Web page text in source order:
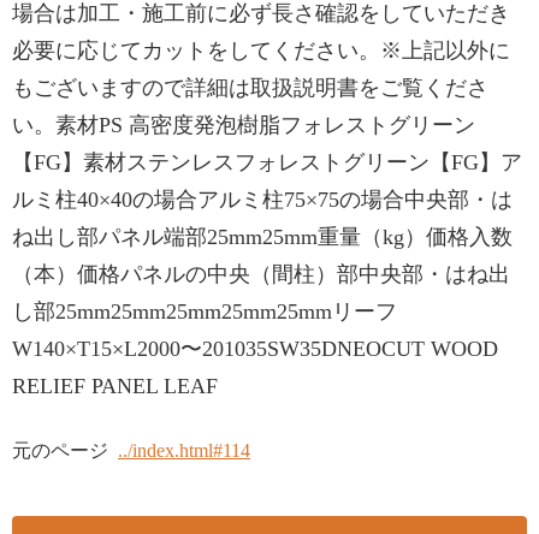
場合は加工・施工前に必ず長さ確認をしていただき
必要に応じてカットをしてください。※上記以外に
もございますので詳細は取扱説明書をご覧くださ
い。素材PS 高密度発泡樹脂フォレストグリーン
【FG】素材ステンレスフォレストグリーン【FG】ア
ルミ柱40×40の場合アルミ柱75×75の場合中央部・は
ね出し部パネル端部25mm25mm重量（kg）価格入数
（本）価格パネルの中央（間柱）部中央部・はね出
し部25mm25mm25mm25mm25mmリーフ
W140×T15×L2000〜201035SW35DNEOCUT WOOD
RELIEF PANEL LEAF
元のページ ../index.html#114